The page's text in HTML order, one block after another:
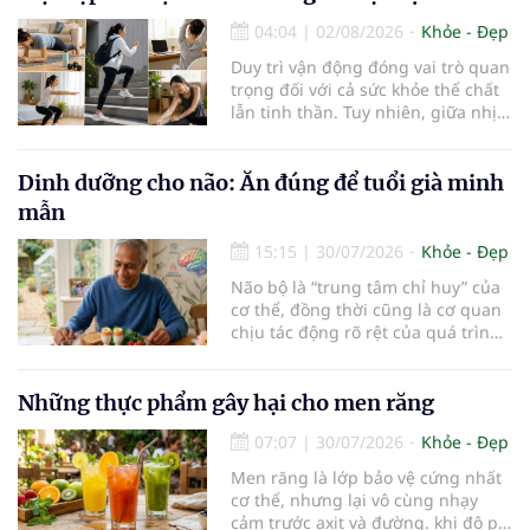
thuốc và dự trữ nhiều vitamin,
khoáng chất thiết yếu nhưng cũng
rất dễ bị tổn thương…
04:04 | 02/08/2026
Khỏe - Đẹp
Duy trì vận động đóng vai trò quan
trọng đối với cả sức khỏe thể chất
lẫn tinh thần. Tuy nhiên, giữa nhịp
cho các hoạt động tập luyện
thường trở thành một thách thức
Dinh dưỡng cho não: Ăn đúng để tuổi già minh
mẫn
15:15 | 30/07/2026
Khỏe - Đẹp
Não bộ là “trung tâm chỉ huy” của
cơ thể, đồng thời cũng là cơ quan
chịu tác động rõ rệt của quá trình
mạnh, có thể góp phần bảo vệ tế
bào thần kinh, duy trì trí nhớ và
giúp NCT sống minh mẫn, tự chủ
lâu hơn.
Những thực phẩm gây hại cho men răng
07:07 | 30/07/2026
Khỏe - Đẹp
Men răng là lớp bảo vệ cứng nhất
cơ thể, nhưng lại vô cùng nhạy
cảm trước axit và đường. khi độ pH